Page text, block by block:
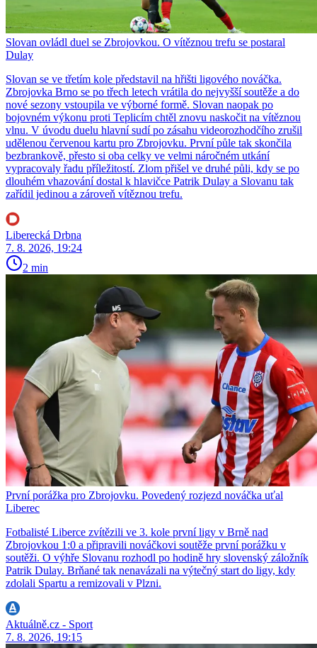
Slovan ovládl duel se Zbrojovkou. O vítěznou trefu se postaral
Dulay
Slovan se ve třetím kole představil na hřišti ligového nováčka.
Zbrojovka Brno se po třech letech vrátila do nejvyšší soutěže a do
nové sezony vstoupila ve výborné formě. Slovan naopak po
bojovném výkonu proti Teplicím chtěl znovu naskočit na vítěznou
vlnu. V úvodu duelu hlavní sudí po zásahu videorozhodčího zrušil
udělenou červenou kartu pro Zbrojovku. První půle tak skončila
bezbrankově, přesto si oba celky ve velmi náročném utkání
vypracovaly řadu příležitostí. Zlom přišel ve druhé půli, kdy se po
dlouhém vhazování dostal k hlavičce Patrik Dulay a Slovanu tak
zařídil jedinou a zároveň vítěznou trefu.
Liberecká Drbna
7. 8. 2026, 19:24
2 min
První porážka pro Zbrojovku. Povedený rozjezd nováčka uťal
Liberec
Fotbalisté Liberce zvítězili ve 3. kole první ligy v Brně nad
Zbrojovkou 1:0 a připravili nováčkovi soutěže první porážku v
soutěži. O výhře Slovanu rozhodl po hodině hry slovenský záložník
Patrik Dulay. Brňané tak nenavázali na výtečný start do ligy, kdy
zdolali Spartu a remizovali v Plzni.
Aktuálně.cz - Sport
7. 8. 2026, 19:15